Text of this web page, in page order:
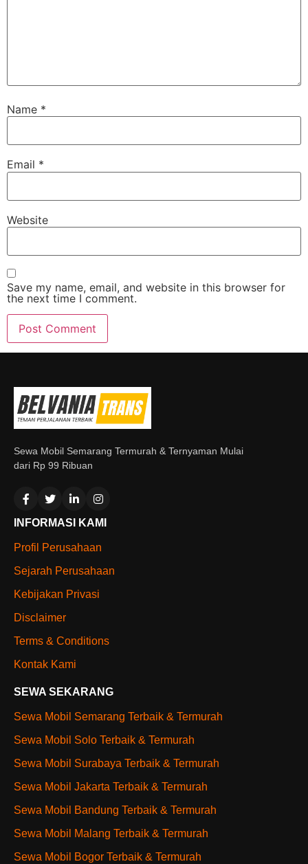
Name *
Email *
Website
Save my name, email, and website in this browser for
the next time I comment.
Sewa Mobil Semarang Termurah & Ternyaman Mulai
dari Rp 99 Ribuan
INFORMASI KAMI
Profil Perusahaan
Sejarah Perusahaan
Kebijakan Privasi
Disclaimer
Terms & Conditions
Kontak Kami
SEWA SEKARANG
Sewa Mobil Semarang Terbaik & Termurah
Sewa Mobil Solo Terbaik & Termurah
Sewa Mobil Surabaya Terbaik & Termurah
Sewa Mobil Jakarta Terbaik & Termurah
Sewa Mobil Bandung Terbaik & Termurah
Sewa Mobil Malang Terbaik & Termurah
Sewa Mobil Bogor Terbaik & Termurah